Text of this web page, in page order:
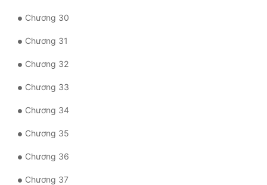
Vô Địch Lưu
Xây Dựng Thế Lực
Đam Mỹ
Chương 30
Chương 31
Chương 32
Chương 33
Chương 34
Chương 35
Chương 36
Chương 37